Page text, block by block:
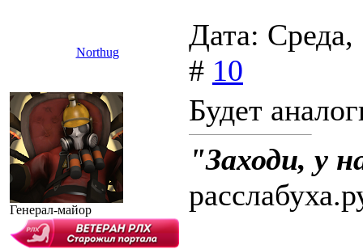
Northug
Дата:
# 10
Генерал-майор
Будет
"Заходи, у